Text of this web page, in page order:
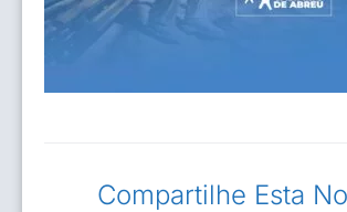
Compartilhe Esta